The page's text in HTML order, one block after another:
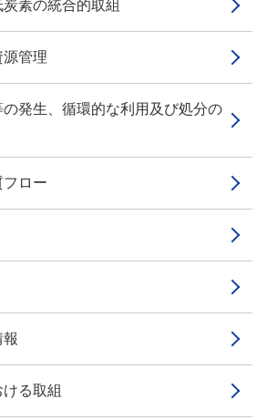
素の統合的取組
管理
発生、循環的な利用及び処分の
ロー
る取組